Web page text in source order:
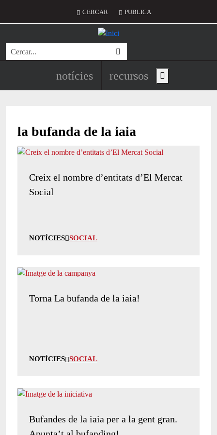
Menú del compte d'usuari
CERCAR PUBLICA
Cerca
Navegació principal de
notícies recursos Show main menu
la bufanda de la iaia
Creix el nombre d’entitats d’El Mercat
Social
NOTÍCIES SOCIAL
Torna La bufanda de la iaia!
NOTÍCIES SOCIAL
Bufandes de la iaia per a la gent gran.